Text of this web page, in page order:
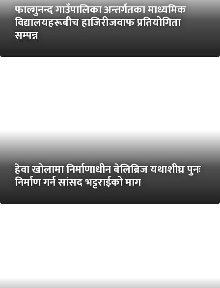
फाल्गुनन्द गाउँपालिका अन्तर्गतका माध्यमिक
विद्यालयहरूबीच हाजिरीजवाफ प्रतियोगिता
सम्पन्न
हेवा खोलामा निर्माणाधीन बेलिब्रिज यथाशीघ्र पुनः
निर्माण गर्न सांसद भट्टराईको माग